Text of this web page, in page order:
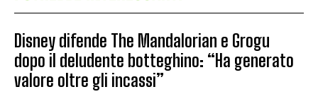
Disney difende The Mandalorian e Grogu
dopo il deludente botteghino: “Ha generato
valore oltre gli incassi”